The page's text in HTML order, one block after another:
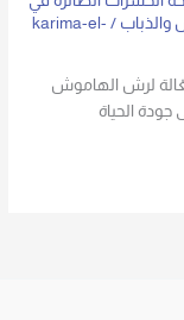
/
karima-el-
لرش الهاموش
الحياة